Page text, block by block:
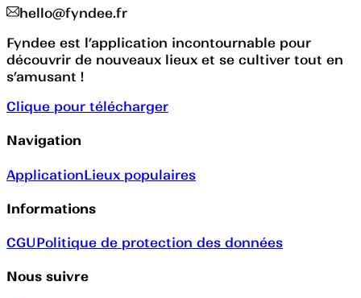
hello@fyndee.fr
Fyndee est l’application incontournable pour
découvrir de nouveaux lieux et se cultiver tout en
s’amusant !
Clique pour télécharger
Navigation
ApplicationLieux populaires
Informations
CGUPolitique de protection des données
Nous suivre